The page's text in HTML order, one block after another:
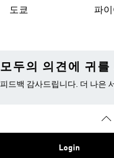
도쿄 파
모두의 의견에 귀
피드백 감사드립니다. 더 나은
Login